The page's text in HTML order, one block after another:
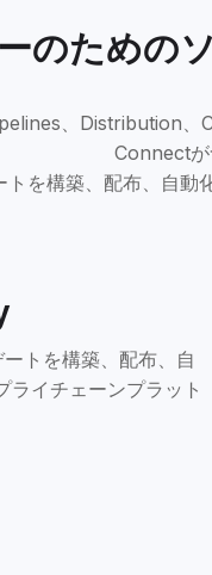
のための
、Distribution、
Connectが
を構築、配布、自
トを構築、配布、自
ライチェーンプラット